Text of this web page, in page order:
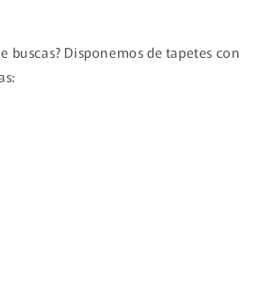
buscas? Disponemos de tapetes con